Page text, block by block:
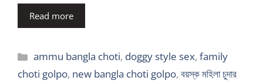
Read more
Categories
ammu bangla choti, doggy style sex,family
choti golpo, new bangla choti golpo, বয়স্ক মহিলা চুদার